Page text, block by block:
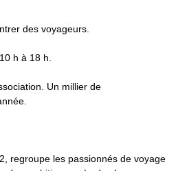
des voyageurs.
h à 18 h.
Un millier de
regroupe les passionnés de voyage